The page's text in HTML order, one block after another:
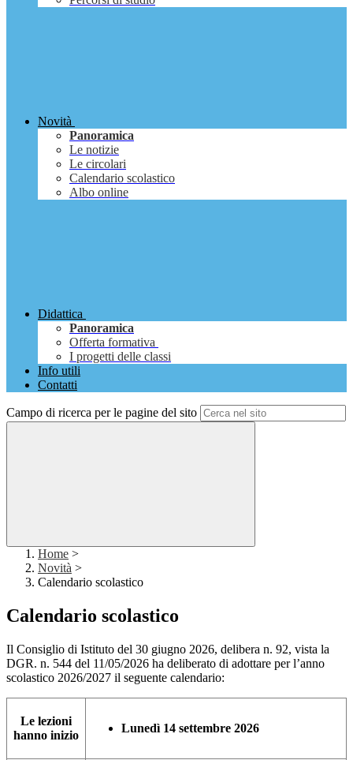
Novità
Panoramica
Le notizie
Le circolari
Calendario scolastico
Albo online
Didattica
Panoramica
Offerta formativa
I progetti delle classi
Info utili
Contatti
Campo di ricerca per le pagine del sito
Home >
Novità >
Calendario scolastico
Calendario scolastico
Il Consiglio di Istituto del 30 giugno 2026, delibera n. 92, vista la
DGR. n. 544 del 11/05/2026 ha deliberato di adottare per l’anno
scolastico 2026/2027 il seguente calendario:
Le lezioni
hanno inizio
Lunedì 14 settembre 2026